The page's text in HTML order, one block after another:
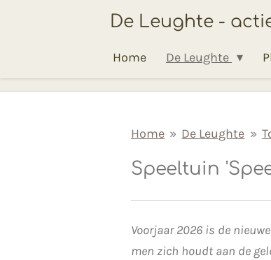
De Leughte -
Home De Leughte
Home » De Leughte »
Speeltuin
Voorjaar 2026 is de
men zich houdt aan de